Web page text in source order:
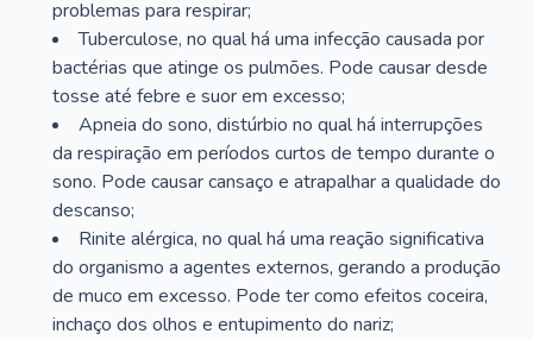
problemas para respirar;
Tuberculose, no qual há uma infecção causada por
bactérias que atinge os pulmões. Pode causar desde
tosse até febre e suor em excesso;
Apneia do sono, distúrbio no qual há interrupções
da respiração em períodos curtos de tempo durante o
sono. Pode causar cansaço e atrapalhar a qualidade do
descanso;
Rinite alérgica, no qual há uma reação significativa
do organismo a agentes externos, gerando a produção
de muco em excesso. Pode ter como efeitos coceira,
inchaço dos olhos e entupimento do nariz;